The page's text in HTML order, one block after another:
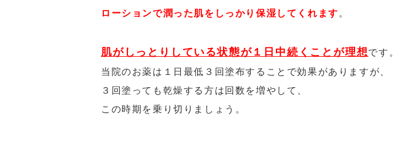
ローションで潤った肌をしっかり保湿してくれます 。
肌がしっとりしている状態が１日中続くことが理想です。
当院のお薬は１日最低３回塗布することで効果がありますが、
３回塗っても乾燥する方は回数を増やして、
この時期を乗り切りましょう。